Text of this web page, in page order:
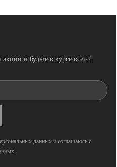
и будьте в курсе всего!
данных и соглашаюсь с
.